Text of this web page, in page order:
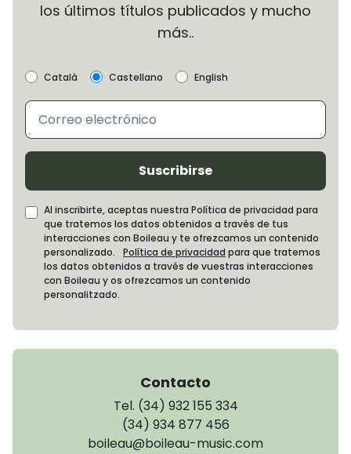
los últimos títulos publicados y mucho
más..
Català Castellano English
Suscribirse
Al inscribirte, aceptas nuestra Política de privacidad para
que tratemos los datos obtenidos a través de tus
interacciones con Boileau y te ofrezcamos un contenido
personalizado. Política de privacidad para que tratemos
los datos obtenidos a través de vuestras interacciones
con Boileau y os ofrezcamos un contenido
personalitzado.
Contacto
Tel. (34) 932 155 334
(34) 934 877 456
boileau@boileau-music.com